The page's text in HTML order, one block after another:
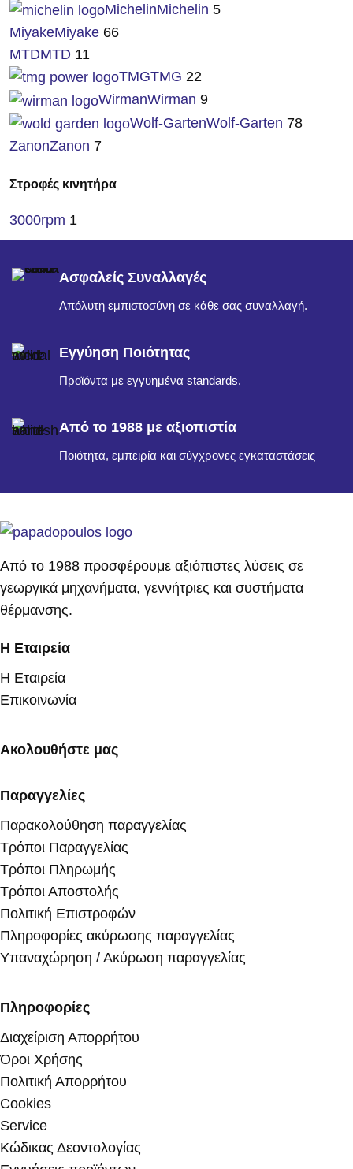
MichelinMichelin 5
MiyakeMiyake 66
MTDMTD 11
TMGTMG 22
WirmanWirman 9
Wolf-GartenWolf-Garten 78
ZanonZanon 7
Στροφές κινητήρα
3000rpm 1
Ασφαλείς Συναλλαγές
Απόλυτη εμπιστοσύνη σε κάθε σας συναλλαγή.
Εγγύηση Ποιότητας
Προϊόντα με εγγυημένα standards.
Από το 1988 με αξιοπιστία
Ποιότητα, εμπειρία και σύγχρονες εγκαταστάσεις
Από το 1988 προσφέρουμε αξιόπιστες λύσεις σε
γεωργικά μηχανήματα, γεννήτριες και συστήματα
θέρμανσης.
Η Εταιρεία
Η Εταιρεία
Επικοινωνία
Ακολουθήστε μας
Παραγγελίες
Παρακολούθηση παραγγελίας
Τρόποι Παραγγελίας
Τρόποι Πληρωμής
Τρόποι Αποστολής
Πολιτική Επιστροφών
Πληροφορίες ακύρωσης παραγγελίας
Υπαναχώρηση / Ακύρωση παραγγελίας
Πληροφορίες
Διαχείριση Απορρήτου
Όροι Χρήσης
Πολιτική Απορρήτου
Cookies
Service
Κώδικας Δεοντολογίας